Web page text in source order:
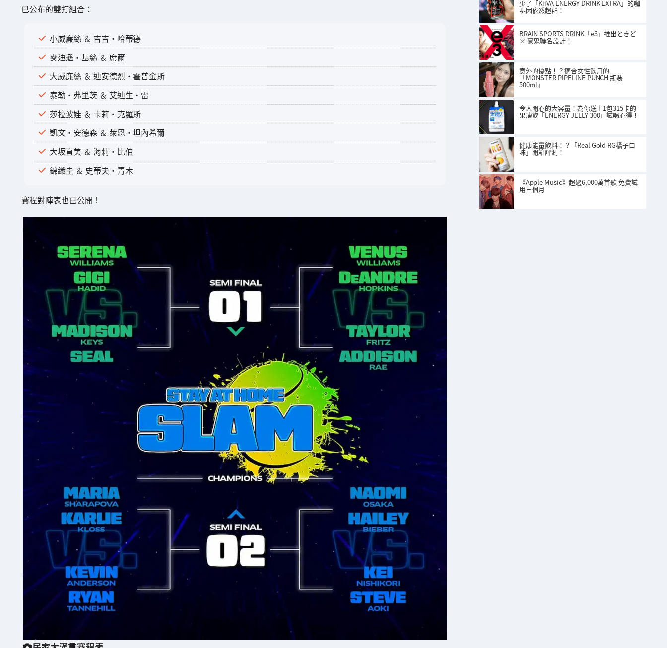
已公布的雙打組合：
小威廉絲 ＆ 吉吉·哈蒂德
麥迪遜·基絲 ＆ 席爾
大威廉絲 ＆ 迪安德烈·霍普金斯
泰勒·弗里茨 ＆ 艾迪生·雷
莎拉波娃 ＆ 卡莉·克羅斯
凱文·安德森 ＆ 萊恩·坦內希爾
大坂直美 ＆ 海莉·比伯
錦織圭 ＆ 史蒂夫·青木
賽程對陣表也已公開！
少了「KiiVA ENERGY DRINK EXTRA」的咖
啡因依然超群！
BRAIN SPORTS DRINK「e3」推出ときど
× 豪鬼聯名設計！
意外的優點！？適合女性飲用的
「MONSTER PIPELINE PUNCH 瓶裝
500ml」
令人開心的大容量！為你送上1包315卡的
果凍飲「ENERGY JELLY 300」試喝心得！
健康能量飲料！？「Real Gold RG橘子口
味」開箱評測！
《Apple Music》超過6,000萬首歌 免費試
用三個月